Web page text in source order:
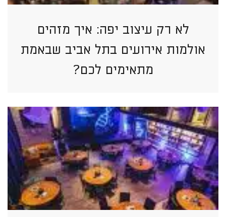
לא רק עיצוב יפה: איך מזהים
אולמות אירועים בתל אביב שבאמת
מתאימים לכם?